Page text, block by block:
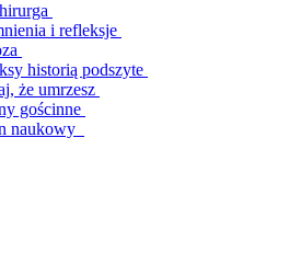
i refleksje
historią podszyte
że umrzesz
gościnne
naukowy